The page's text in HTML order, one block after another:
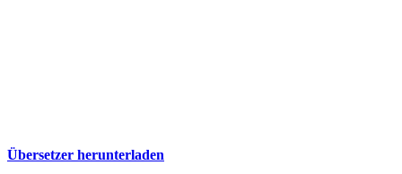
Übersetzer herunterladen